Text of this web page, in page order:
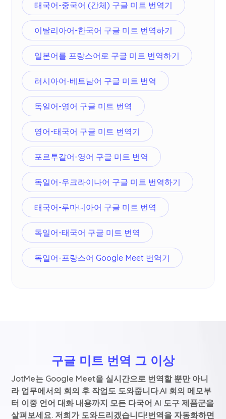
태국어-중국어 (간체) 구글 미트 번역기
이탈리아어-한국어 구글 미트 번역하기
일본어를 프랑스어로 구글 미트 번역하기
러시아어-베트남어 구글 미트 번역
독일어-영어 구글 미트 번역
영어-태국어 구글 미트 번역기
포르투갈어-영어 구글 미트 번역
독일어-우크라이나어 구글 미트 번역하기
태국어-루마니아어 구글 미트 번역
독일어-태국어 구글 미트 번역
독일어-프랑스어 Google Meet 번역기
구글 미트 번역 그 이상
JotMe는 Google Meet을 실시간으로 번역할 뿐만 아니
라 업무에서의 회의 후 작업도 도와줍니다.AI 회의 메모부
터 이중 언어 대화 내용까지 모든 다국어 AI 도구 제품군을
살펴보세요. 저희가 도와드리겠습니다!번역을 자동화하면